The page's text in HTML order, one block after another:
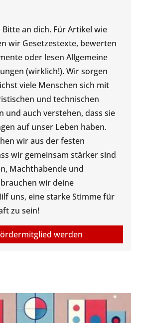
an dich. Für Artikel wie
wir Gesetzestexte, bewerten
oder lesen Allgemeine
(wirklich!). Wir sorgen
viele Menschen sich mit
und technischen
und auch verstehen, dass sie
auf unser Leben haben.
wir aus der festen
wir gemeinsam stärker sind
Machthabende und
wir deine
uns, eine starke Stimme für
zu sein!
werden